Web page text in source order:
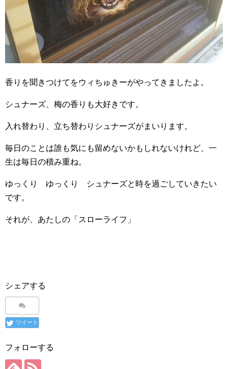
香りを聞きつけてをウィちゅきーがやってきましたよ。
シュナーズ、梅の香りも大好きです。
入れ替わり、立ち替わりシュナーズがまいります。
毎日のことは誰も気にも留めないかもしれないけれど、一
生は毎日の積み重ね。
ゆっくり ゆっくり シュナーズと時を過ごしていきたい
です。
それが、あたしの「スローライフ」
シェアする
ツイート
フォローする